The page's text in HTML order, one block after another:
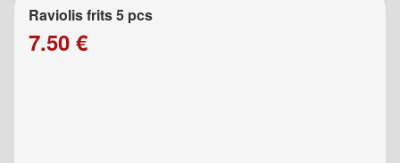
Raviolis frits 5 pcs
7.50 €